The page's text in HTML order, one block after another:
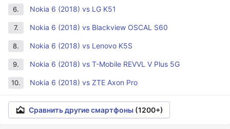
6. Nokia 6 (2018) vs LG K51
7. Nokia 6 (2018) vs Blackview OSCAL S60
8. Nokia 6 (2018) vs Lenovo K5S
9. Nokia 6 (2018) vs T-Mobile REVVL V Plus 5G
10. Nokia 6 (2018) vs ZTE Axon Pro
Сравнить другие смартфоны (1200+)